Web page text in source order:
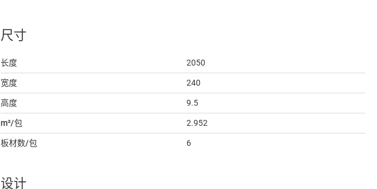
尺寸
长度 2050
宽度 240
高度 9.5
m²/包 2.952
板材数/包 6
设计